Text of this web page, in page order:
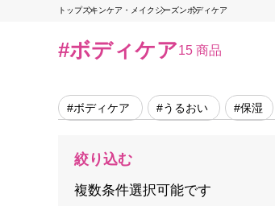
トップスキンケア・メイクシーズンボディケア
#ボディケア15 商品
#ボディケア #うるおい #保湿
絞り込む
複数条件選択可能です